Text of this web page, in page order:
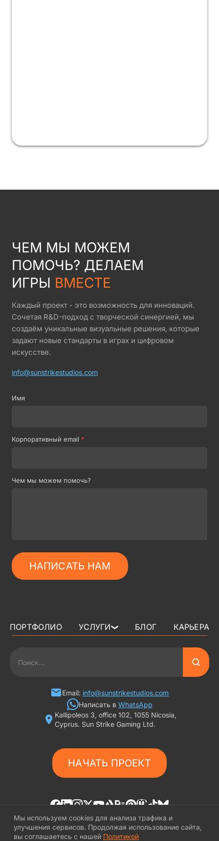
ЧЕМ МЫ МОЖЕМ
ПОМОЧЬ? ДЕЛАЕМ
ИГРЫ ВМЕСТЕ
Каждый проект - это возможность для инноваций.
Сочетая R&D-подход с творческой синергией, мы
создаём уникальные визуальные решения, которые
задают новые стандарты в играх и цифровом
искусстве.
info@sunstrikestudios.com
Имя
Корпоративный email *
Чем мы можем помочь?
НАПИСАТЬ НАМ
ПОРТФОЛИО УСЛУГИ ❯ БЛОГ
КАРЬЕРА
ГРАФИКА ДЛЯ СЛОТОВ
3D ПЕРСОНАЖИ
ИГРОВАЯ РЕКЛАМА
ИГРОВОЙ АРТ С ИИ
НАЧАТЬ ПРОЕКТ
Email: info@sunstrikestudios.com
Написать в WhatsApp
Kallipoleos 3, office 102, 1055 Nicosia,
Cyprus. Sun Strike Gaming Ltd.
© «SunStrike Studios» 2016-2026
Мы используем cookies для анализа трафика и
улучшения сервисов. Продолжая использование сайта,
вы соглашаетесь с нашей Политикой